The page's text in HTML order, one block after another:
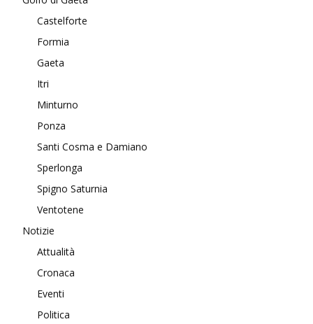
Castelforte
Formia
Gaeta
Itri
Minturno
Ponza
Santi Cosma e Damiano
Sperlonga
Spigno Saturnia
Ventotene
Notizie
Attualità
Cronaca
Eventi
Politica